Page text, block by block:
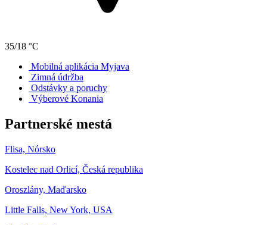
35/18 °C
Mobilná aplikácia Myjava
Zimná údržba
Odstávky a poruchy
Výberové Konania
Partnerské mestá
Flisa, Nórsko
Kostelec nad Orlicí, Česká republika
Oroszlány, Maďarsko
Little Falls, New York, USA